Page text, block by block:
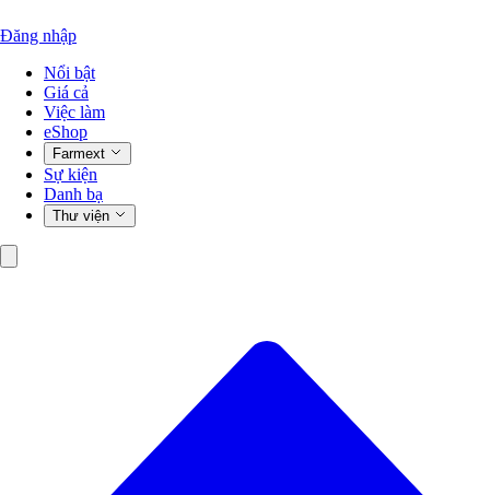
Đăng nhập
Nổi bật
Giá cả
Việc làm
eShop
Farmext
Sự kiện
Danh bạ
Thư viện